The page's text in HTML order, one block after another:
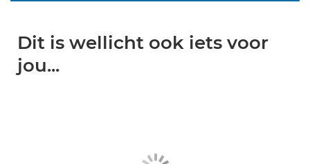
Dit is wellicht ook iets voor
jou...